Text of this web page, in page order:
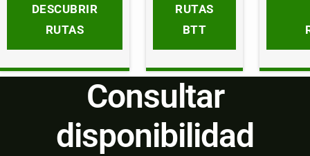
DESCUBRIR
RUTAS
RUTAS
BTT
Consultar
disponibilidad